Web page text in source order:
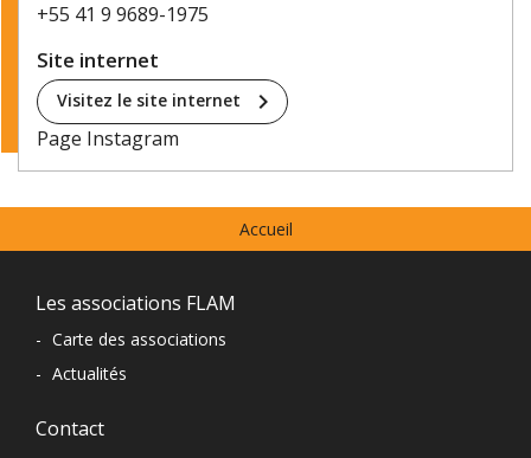
+55 41 9 9689-1975
Site internet
Visitez le site internet chevron_right
Page Instagram
Accueil
Navigation
du
pied
de
Les associations FLAM
- Carte des associations
- Actualités
Contact